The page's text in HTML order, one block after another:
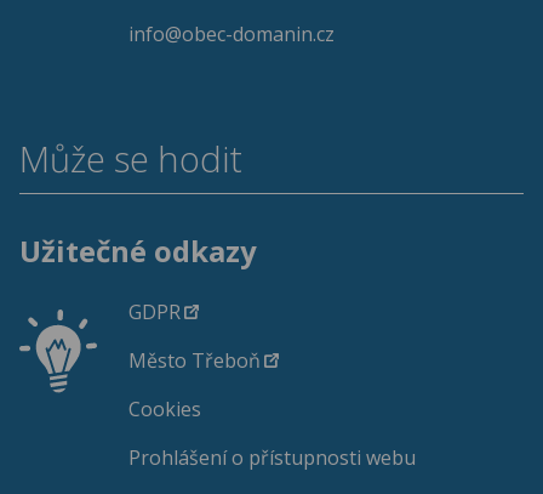
info@obec-domanin.cz
Může se hodit
Užitečné odkazy
GDPR
Město Třeboň
Cookies
Prohlášení o přístupnosti webu